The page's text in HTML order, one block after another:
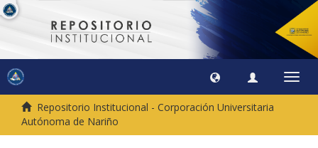
Repositorio Institucional - Corporación Universitaria
Autónoma de Nariño